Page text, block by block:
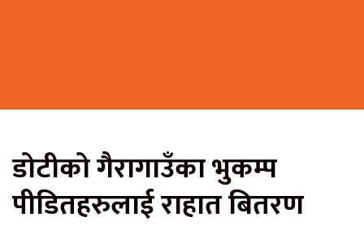
डोटीको गैरागाउँका भुकम्प
पीडितहरुलाई राहात बितरण